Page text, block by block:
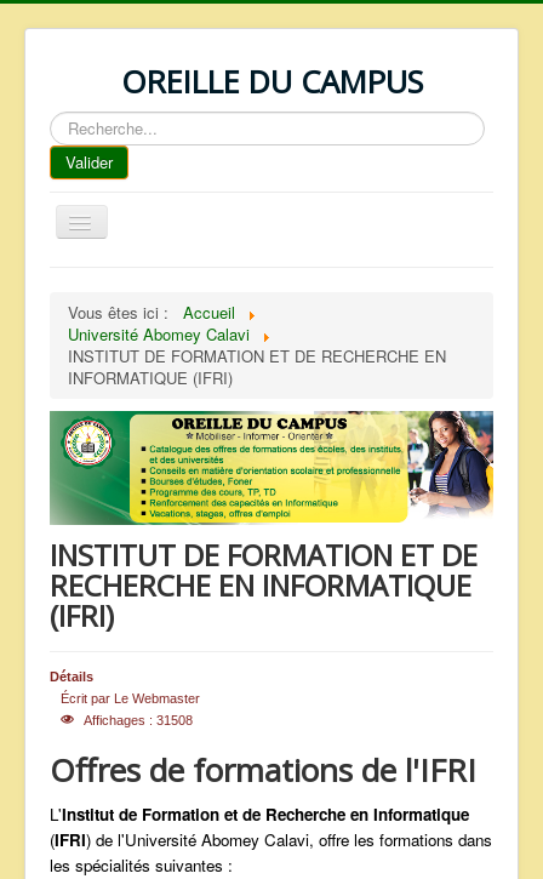
OREILLE DU CAMPUS
Rechercher
Valider
Basculer
la
REPERTOIRE
QUI SOMMES NOUS ?
NOS SERVICES
FAQ
CONTACTS
TELECHARGEMENTS
ANNONCES
Vous êtes ici :
Accueil
Université Abomey Calavi
INSTITUT DE FORMATION ET DE RECHERCHE EN
INFORMATIQUE (IFRI)
INSTITUT DE FORMATION ET DE
RECHERCHE EN INFORMATIQUE
(IFRI)
Détails
Écrit par Le Webmaster
Affichages : 31508
Offres de formations de l'IFRI
L'Institut de Formation et de Recherche en Informatique
(IFRI) de l'Université Abomey Calavi, offre les formations dans
les spécialités suivantes :